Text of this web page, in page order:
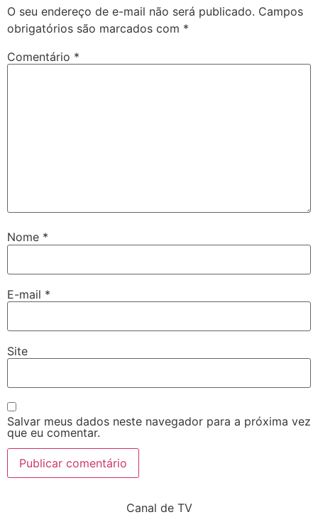
O seu endereço de e-mail não será publicado. Campos
obrigatórios são marcados com *
Comentário *
Nome *
E-mail *
Site
Salvar meus dados neste navegador para a próxima vez
que eu comentar.
Canal de TV